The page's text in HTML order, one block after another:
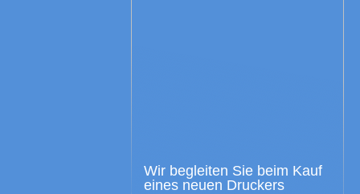
Wir begleiten Sie beim Kauf
eines neuen Druckers